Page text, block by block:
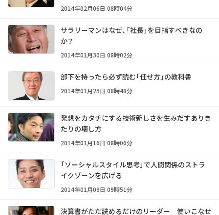
2014年02月06日 08時04分
サラリーマンはなぜ、「社長」を目指すべきなの
か？
2014年01月30日 08時02分
部下を持ったら必ず読む「任せ方」の教科書
2014年01月23日 08時48分
発想をカタチにする技術――新しさを生みだすありき
たりの壊し方
2014年01月16日 08時06分
「ソーシャルスタイル思考」で人間関係のストラ
イクゾーンを広げる
2014年01月09日 09時51分
決算書がただ読めるだけのリーダー 使いこなせ